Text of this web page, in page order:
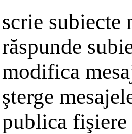
scrie subiecte
răspunde
modifica
şterge
publica fişiere